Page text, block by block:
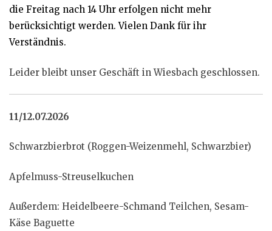
die Freitag nach 14 Uhr erfolgen nicht mehr
berücksichtigt werden. Vielen Dank für ihr
Verständnis.
Leider bleibt unser Geschäft in Wiesbach geschlossen.
11/12.07.2026
Schwarzbierbrot (Roggen-Weizenmehl, Schwarzbier)
Apfelmuss-Streuselkuchen
Außerdem: Heidelbeere-Schmand Teilchen, Sesam-
Käse Baguette